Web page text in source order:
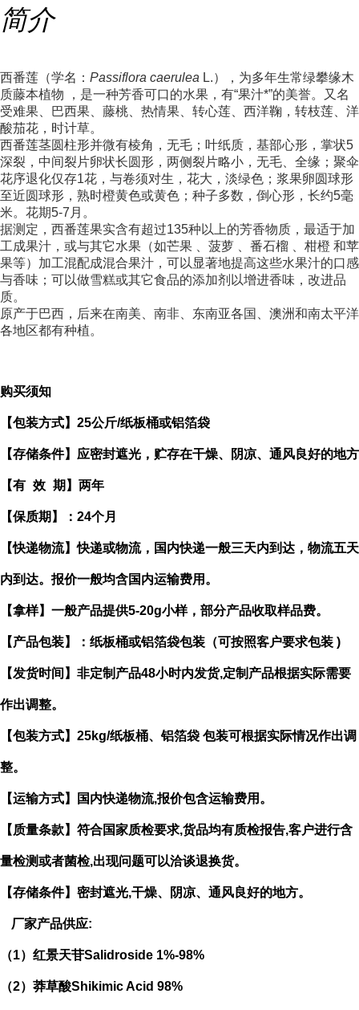
简介
西番莲（学名： Passiflora caerulea L.），为多年生常绿攀缘木
质藤本植物
，是一种芳香可口的水果，有“果汁*”的美誉。又名
受难果、巴西果、藤桃、热情果、转心莲、西洋鞠，转枝莲、洋
酸茄花，时计草。
西番莲茎圆柱形并微有棱角，无毛；叶纸质，基部心形，掌状5
深裂，中间裂片卵状长圆形，两侧裂片略小，无毛、全缘；聚伞
花序退化仅存1花，与卷须对生，花大，淡绿色；浆果卵圆球形
至近圆球形，熟时橙黄色或黄色；种子多数，倒心形，长约5毫
米。花期5-7月。
据测定，西番莲果实含有超过135种以上的芳香物质，最适于加
工成果汁，或与其它水果（如芒果 菠萝 番石榴 柑橙 和苹
果等）加工混配成混合果汁，可以显著地提高这些水果汁的口感
与香味；可以做雪糕或其它食品的添加剂以增进香味，改进品
质。
原产于巴西，后来在南美、南非、东南亚各国、澳洲和南太平洋
各地区都有种植。
购买须知
【包装方式】 25公斤/纸板桶或铝箔袋
【存储条件】应密封遮光，贮存在干燥、阴凉、通风良好的地方
【有 效 期】两年
【保质期】： 24个月
【快递物流】快递或物流，国内快递一般三天内到达，物流五天
内到达。报价一般均含国内运输费用。
【拿样】一般产品提供5-20g小样，部分产品收取样品费。
【产品包装】：纸板桶或铝箔袋包装（可按照客户要求包装 )
【发货时间】非定制产品48小时内发货,定制产品根据实际需要
作出调整。
【包装方式】 25kg/纸板桶、铝箔袋 包装可根据实际情况作出调
整。
【运输方式】国内快递物流,报价包含运输费用。
【质量条款】符合国家质检要求,货品均有质检报告,客户进行含
量检测或者菌检,出现问题可以洽谈退换货。
【存储条件】密封遮光,干燥、阴凉、通风良好的地方。
厂家产品供应:
（1）红景天苷Salidroside 1%-98%
（2）莽草酸Shikimic Acid 98%